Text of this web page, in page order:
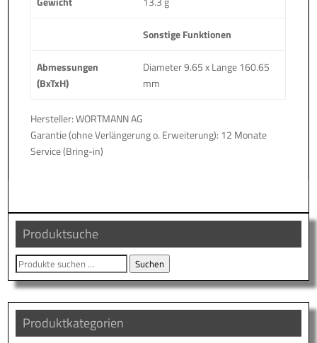
Sonstige Funktionen
Abmessungen
(BxTxH)
Diameter 9.65 x Lange 160.65
mm
Hersteller: WORTMANN AG
Garantie (ohne Verlängerung o. Erweiterung): 12 Monate
Service (Bring-in)
Produktsuche
Suche
nach:
Suchen
Produktkategorien